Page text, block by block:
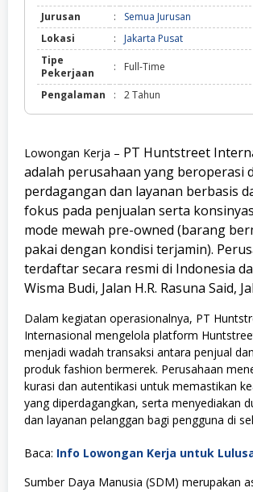
Jurusan
:
Semua Jurusan
Lokasi
:
Jakarta Pusat
Tipe
Pekerjaan
: Full-Time
Pengalaman : 2 Tahun
Lowongan Kerja – PT Huntstreet
adalah perusahaan yang beroperasi
perdagangan dan layanan berbasis
fokus pada penjualan serta
mode mewah pre-owned (barang
pakai dengan kondisi terjamin).
terdaftar secara resmi di Indonesia
Wisma Budi, Jalan H.R. Rasuna Said,
Dalam kegiatan operasionalnya, PT
Internasional mengelola platform
menjadi wadah transaksi antara penjual
produk fashion bermerek. Perusahaan
kurasi dan autentikasi untuk memastikan
yang diperdagangkan, serta menyediakan
dan layanan pelanggan bagi pengguna di
Baca: Info Lowongan Kerja untuk
Sumber Daya Manusia (SDM) merupakan